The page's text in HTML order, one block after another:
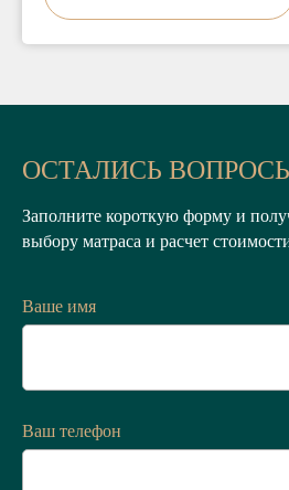
ОСТАЛИСЬ
Заполните короткую форму и
выбору матраса и расчет
Ваше имя
Ваш телефон